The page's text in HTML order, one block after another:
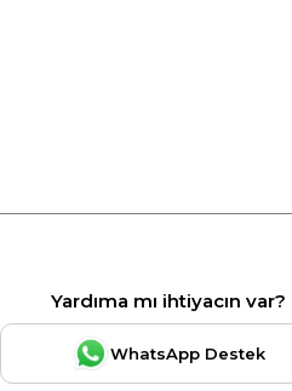
Yardıma mı ihtiyacın var?
WhatsApp Destek